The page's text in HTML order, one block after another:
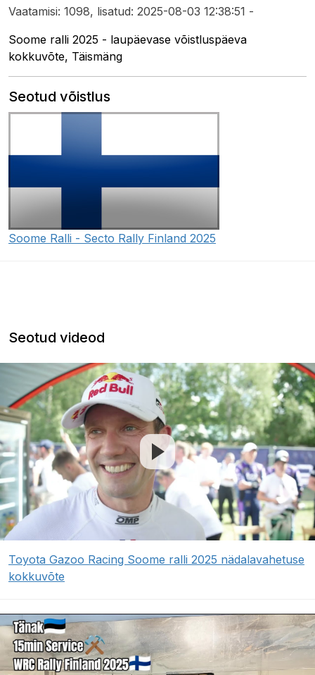
Vaatamisi: 1098, lisatud: 2025-08-03 12:38:51 -
Soome ralli 2025 - laupäevase võistluspäeva
kokkuvõte, Täismäng
Seotud võistlus
Soome Ralli - Secto Rally Finland 2025
Seotud videod
Toyota Gazoo Racing Soome ralli 2025 nädalavahetuse
kokkuvõte